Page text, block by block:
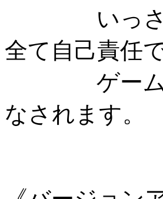
いっさい
全て自己責任
ゲームを起
なされます。